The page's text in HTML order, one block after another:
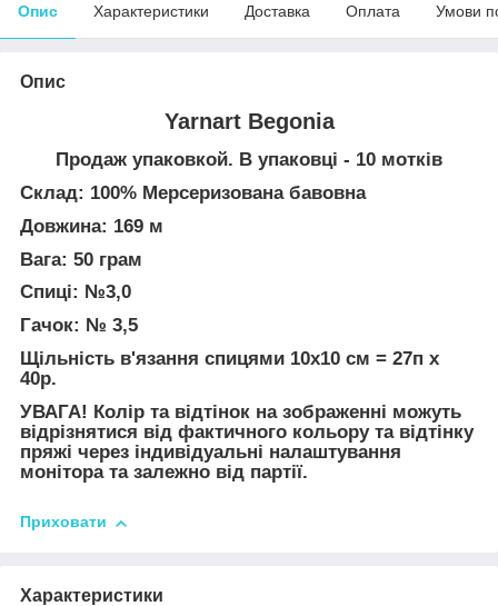
Опис Характеристики Доставка Оплата Умови
Опис
Yarnart Begonia
Продаж упаковкой. В упаковці - 10 мотків
Склад: 100% Мерсеризована бавовна
Довжина: 169 м
Вага: 50 грам
Спиці: №3,0
Гачок: № 3,5
Щільність в'язання спицями 10х10 см = 27п х
40р.
УВАГА! Колір та відтінок на зображенні можуть
відрізнятися від фактичного кольору та відтінку
пряжі через індивідуальні налаштування
монітора та залежно від партії.
Приховати
Характеристики